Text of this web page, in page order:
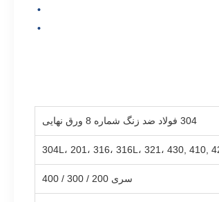
304 فولاد ضد زنگ شماره 8 ورق نهایی
سری 200 / 300 / 400